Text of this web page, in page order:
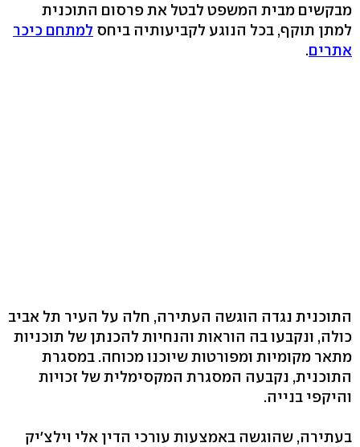
מבקשים מבית המשפט לבטל את פרסום התוכנית
למתן תוקף, בכל הנוגע לקביעותיה ביחס למתחם כיכר
אתרים.
התוכנית נגדה הוגשה העתירה, חלה על העיר תל אביב
כולה, ונקבעו בה הוראות והנחיות להכנתן של תוכניות
מתאר מקומיות ומפורטות שיוכנו מכוחה. במסגרת
התוכנית, נקבעה המסגרת המקסימלית של זכויות
והיקפי בנייה.
בעתירה, שהוגשה באמצעות עורכי הדין אלי וילצ'יק